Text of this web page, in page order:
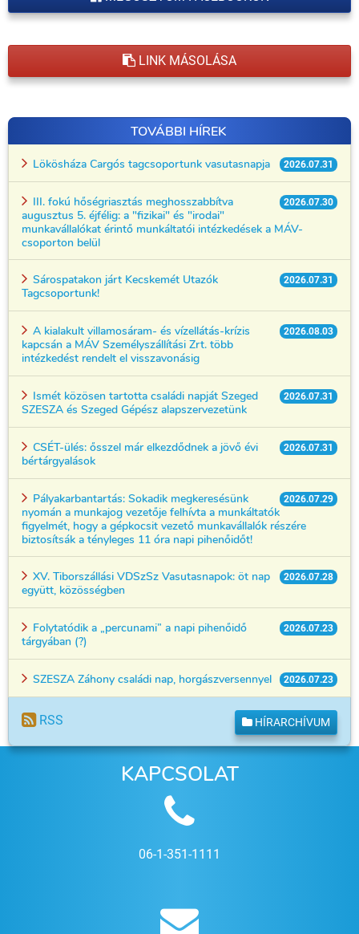
LINK MÁSOLÁSA
TOVÁBBI HÍREK
2026.07.31
Lökösháza Cargós tagcsoportunk vasutasnapja
2026.07.30
III. fokú hőségriasztás meghosszabbítva
augusztus 5. éjfélig: a "fizikai" és "irodai"
munkavállalókat érintő munkáltatói intézkedések a MÁV-
csoporton belül
2026.07.31
Sárospatakon járt Kecskemét Utazók
Tagcsoportunk!
2026.08.03
A kialakult villamosáram- és vízellátás-krízis
kapcsán a MÁV Személyszállítási Zrt. több
intézkedést rendelt el visszavonásig
2026.07.31
Ismét közösen tartotta családi napját Szeged
SZESZA és Szeged Gépész alapszervezetünk
2026.07.31
CSÉT-ülés: ősszel már elkezdődnek a jövő évi
bértárgyalások
2026.07.29
Pályakarbantartás: Sokadik megkeresésünk
nyomán a munkajog vezetője felhívta a munkáltatók
figyelmét, hogy a gépkocsit vezető munkavállalók részére
biztosítsák a tényleges 11 óra napi pihenőidőt!
2026.07.28
XV. Tiborszállási VDSzSz Vasutasnapok: öt nap
együtt, közösségben
2026.07.23
Folytatódik a „percunami” a napi pihenőidő
tárgyában (?)
2026.07.23
SZESZA Záhony családi nap, horgászversennyel
RSS HÍRARCHÍVUM
KAPCSOLAT
06-1-351-1111